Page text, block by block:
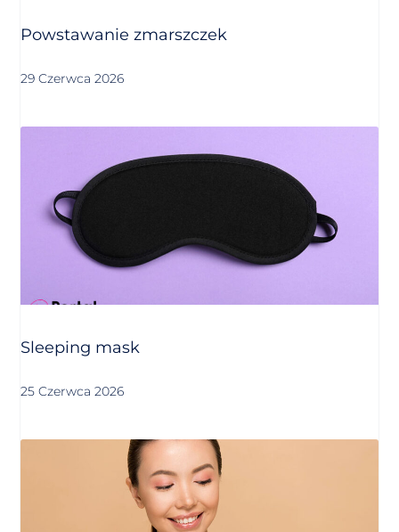
Powstawanie zmarszczek
29 Czerwca 2026
Sleeping mask
25 Czerwca 2026